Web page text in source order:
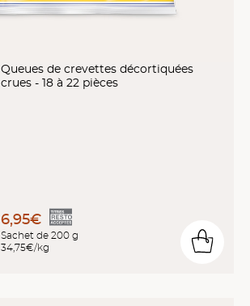
Queues de crevettes décortiquées
crues - 18 à 22 pièces
6,95€
Sachet de 200 g
34,75€/kg